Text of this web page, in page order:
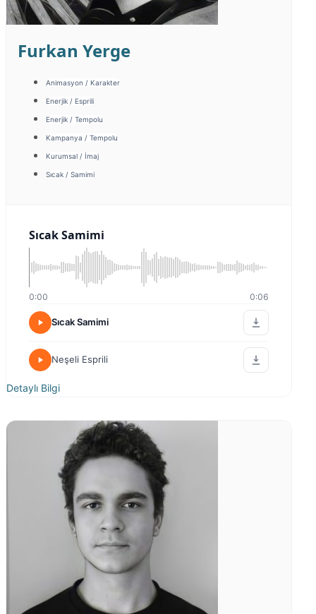
Furkan Yerge
Animasyon / Karakter
Enerjik / Esprili
Enerjik / Tempolu
Kampanya / Tempolu
Kurumsal / İmaj
Sıcak / Samimi
Sıcak Samimi
0:00 0:06
Sıcak Samimi
Neşeli Esprili
Detaylı Bilgi